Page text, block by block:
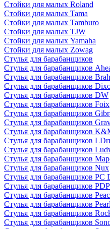
Стойки для малых Roland
Стойки для малых Tama
Стойки для малых Tamburo
Стойки для малых TJW
Стойки для малых Yamaha
Стойки для малых Zowag
Стулья для барабанщиков
Стулья для барабанщиков
Стулья для барабанщиков
Стулья для барабанщиков
Стулья для барабанщиков DW
Стулья для барабанщиков Foix
Стулья для барабанщиков
Стулья для барабанщиков
Стулья для барабанщиков
Стулья для барабанщиков
Стулья для барабанщиков
Стулья для барабанщиков
Стулья для барабанщиков Nux
Стулья для барабанщиков PC
Стулья для барабанщиков PDP
Стулья для барабанщиков
Стулья для барабанщиков Pearl
Стулья для барабанщиков
Стулья для барабанщиков